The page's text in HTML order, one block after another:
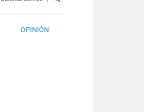
OPINIÓN